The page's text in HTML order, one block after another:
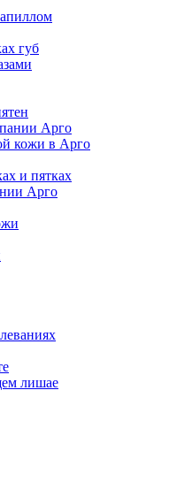
губ
Арго
кожи в Арго
и пятках
Арго
лишае